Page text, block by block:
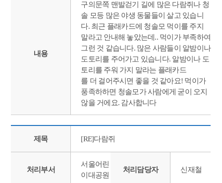
내용
구의문쪽 맨발걷기 길에 많은 다람쥐나 청
솔 모등 많은 야생 동물들이 살고 있습니
다. 최근 플래카드에 청솔모 먹이를 주지
말라고 안내해 놓았는데.. 먹이가 부족하여
그런 것 같습니다. 많은 사람들이 알밤이나
도토리를 주어가고 있습니다. 알밤이나 도
토리를 주워 가지 말라는 플래카드
를 더 걸어주시면 좋을 것 같아요! 먹이가
풍족하하면 청솔모가 사람에게 굳이 오지
않을 거에요. 감사합니다
제목 [RE]다람쥐
처리부서
서울어린
이대공원
처리담당자 신재철